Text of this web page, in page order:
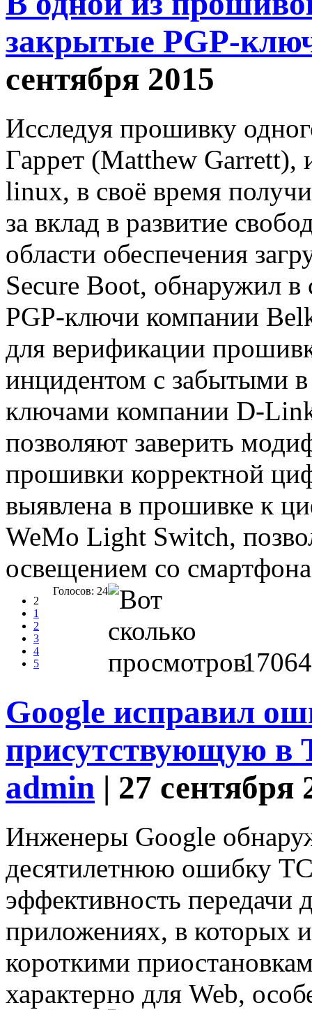
закрытые PGP-
сентября 2015
Исследуя прошивку
Гаррет (Matthew Garrett),
linux, в своё время
за вклад в развитие
области обеспечения
Secure Boot, обнаружил
PGP-ключи компании
для верификации
инцидентом с забытыми
ключами компании D-
позволяют заверить
прошивки корректной
выявлена в прошивке к
WeMo Light Switch,
освещением со
2
1
2
3
4
5
Голосов: 24
17064
Google исправил
присутствующую в
admin | 27 сентября
Инженеры Google
десятилетнюю ошибку
эффективность передачи
приложениях, в которых
короткими
характерно для Web,